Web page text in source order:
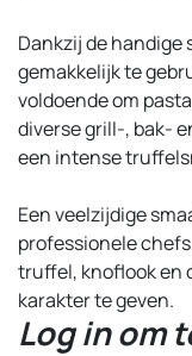
Dankzij de
gemakkelijk te
voldoende om
diverse grill-, bak-
een intense
Een veelzijdige
professionele
truffel, knoflook en
karakter te geven.
Log in om